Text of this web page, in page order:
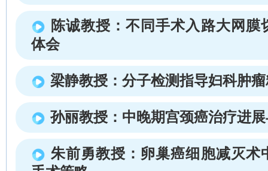
陈诚教授：不同手术入路大网膜
体会
梁静教授：分子检测指导妇科肿
孙丽教授：中晚期宫颈癌治疗进
朱前勇教授：卵巢癌细胞减灭术